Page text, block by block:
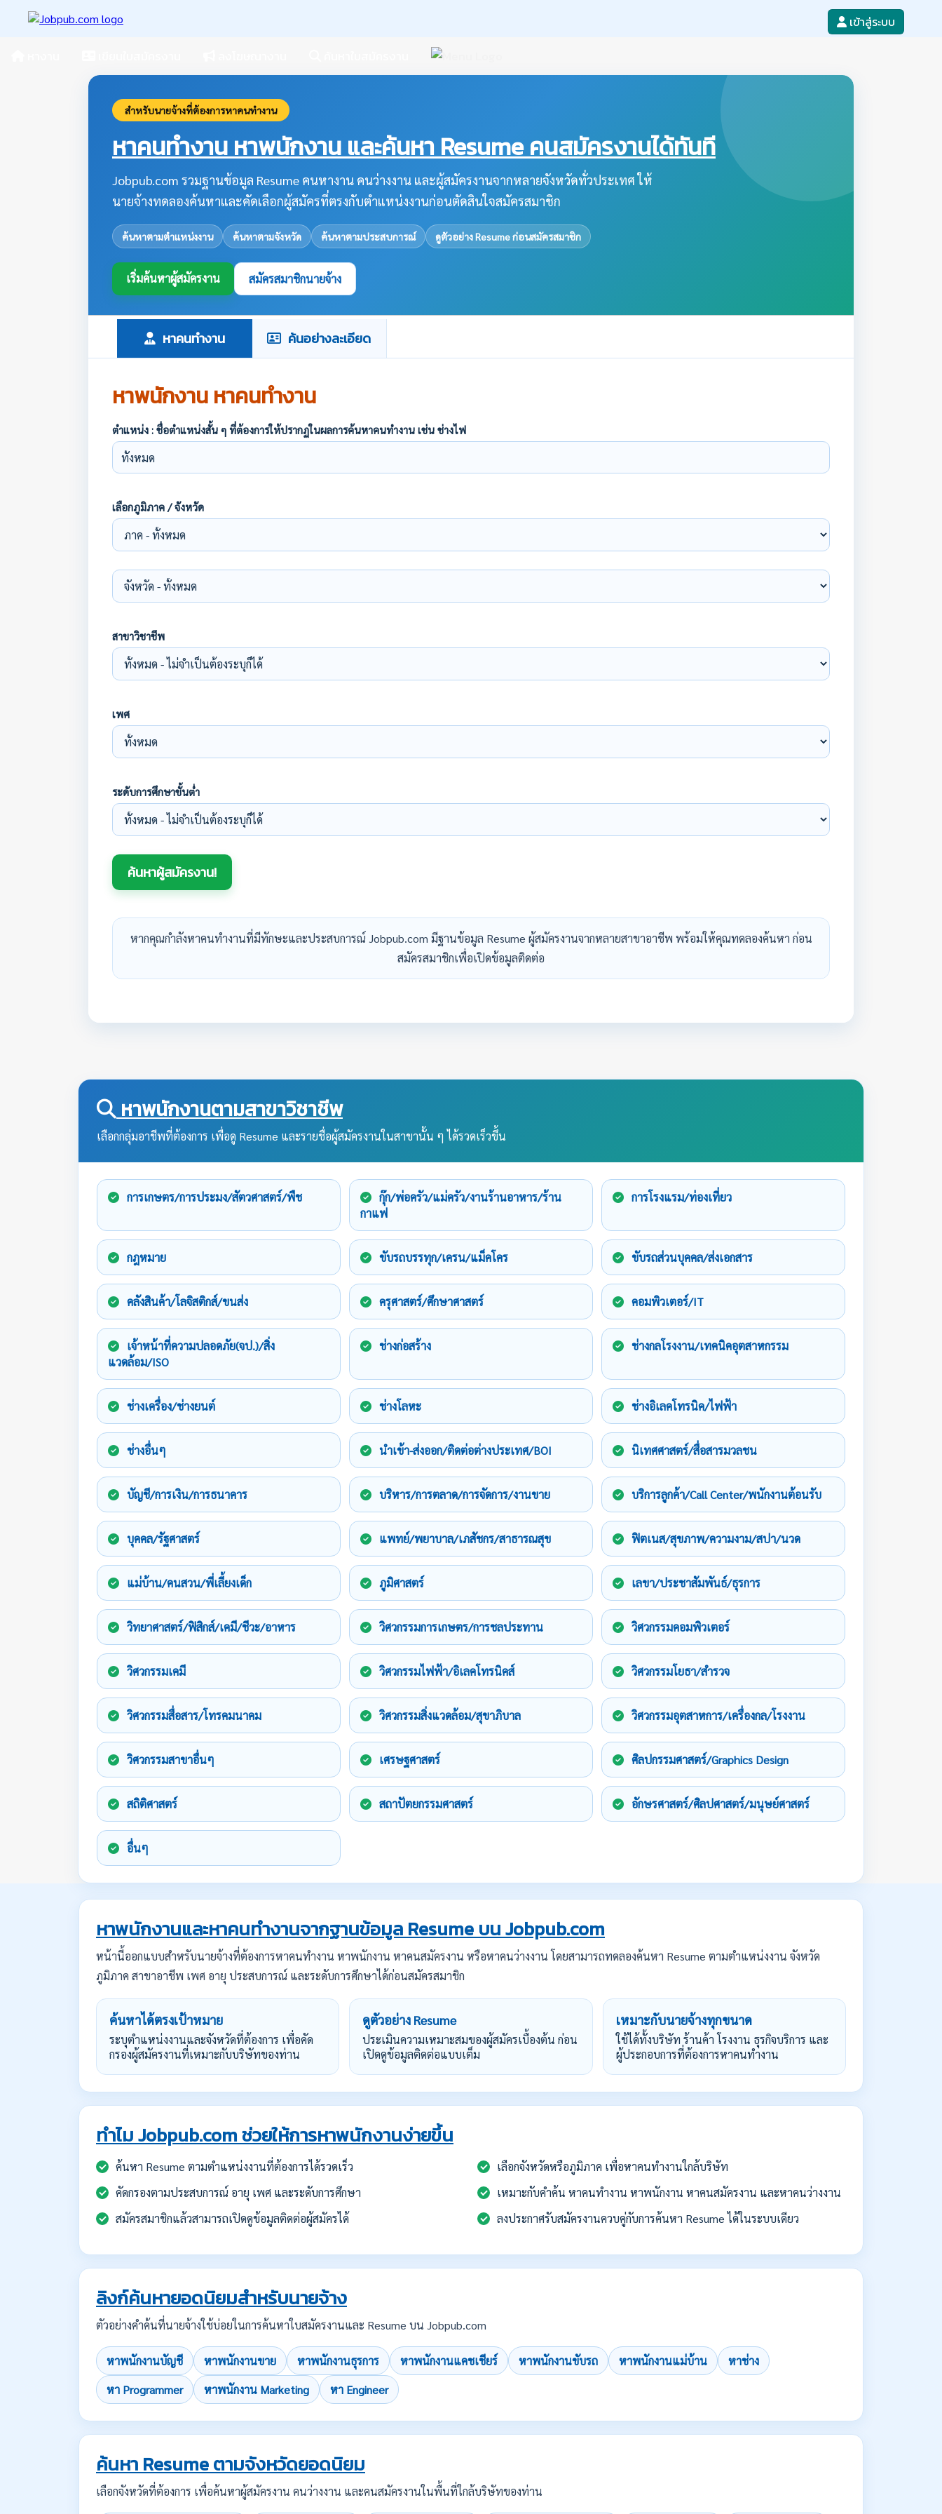
เข้าสู่ระบบ
สำหรับนายจ้างที่ต้องการหาคนทำงาน
หาคนทำงาน หาพนักงาน และค้นหา Resume คนสมัครงานได้ทันที
Jobpub.com รวมฐานข้อมูล Resume คนหางาน คนว่างงาน และผู้สมัครงานจากหลายจังหวัดทั่วประเทศ ให้
นายจ้างทดลองค้นหาและคัดเลือกผู้สมัครที่ตรงกับตำแหน่งงานก่อนตัดสินใจสมัครสมาชิก
ค้นหาตามตำแหน่งงาน ค้นหาตามจังหวัด ค้นหาตามประสบการณ์ ดูตัวอย่าง Resume ก่อนสมัครสมาชิก
เริ่มค้นหาผู้สมัครงาน สมัครสมาชิกนายจ้าง
หาคนทำงาน ค้นอย่างละเอียด
หาพนักงาน หาคนทำงาน
ตำแหน่ง : ชื่อตำแหน่งสั้น ๆ ที่ต้องการให้ปรากฏในผลการค้นหาคนทำงาน เช่น ช่างไฟ
เลือกภูมิภาค / จังหวัด
สาขาวิชาชีพ
เพศ
ระดับการศึกษาขั้นต่ำ
หากคุณกำลังหาคนทำงานที่มีทักษะและประสบการณ์ Jobpub.com มีฐานข้อมูล Resume ผู้สมัครงานจากหลายสาขาอาชีพ พร้อมให้คุณทดลองค้นหา ก่อน
สมัครสมาชิกเพื่อเปิดข้อมูลติดต่อ
หาพนักงานตามสาขาวิชาชีพ
เลือกกลุ่มอาชีพที่ต้องการ เพื่อดู Resume และรายชื่อผู้สมัครงานในสาขานั้น ๆ ได้รวดเร็วขึ้น
การเกษตร/การประมง/สัตวศาสตร์/พืช
กุ๊ก/พ่อครัว/แม่ครัว/งานร้านอาหาร/ร้าน
กาแฟ
การโรงแรม/ท่องเที่ยว
กฎหมาย ขับรถบรรทุก/เครน/แม็คโคร ขับรถส่วนบุคคล/ส่งเอกสาร
คลังสินค้า/โลจิสติกส์/ขนส่ง ครุศาสตร์/ศึกษาศาสตร์ คอมพิวเตอร์/IT
เจ้าหน้าที่ความปลอดภัย(จป.)/สิ่ง
แวดล้อม/ISO
ช่างก่อสร้าง ช่างกลโรงงาน/เทคนิคอุตสาหกรรม
ช่างเครื่อง/ช่างยนต์ ช่างโลหะ ช่างอิเลคโทรนิค/ไฟฟ้า
ช่างอื่นๆ นำเข้า-ส่งออก/ติดต่อต่างประเทศ/BOI นิเทศศาสตร์/สื่อสารมวลชน
บัญชี/การเงิน/การธนาคาร บริหาร/การตลาด/การจัดการ/งานขาย บริการลูกค้า/Call Center/พนักงานต้อนรับ
บุคคล/รัฐศาสตร์ แพทย์/พยาบาล/เภสัชกร/สาธารณสุข ฟิตเนส/สุขภาพ/ความงาม/สปา/นวด
แม่บ้าน/คนสวน/พี่เลี้ยงเด็ก ภูมิศาสตร์ เลขา/ประชาสัมพันธ์/ธุรการ
วิทยาศาสตร์/ฟิสิกส์/เคมี/ชีวะ/อาหาร วิศวกรรมการเกษตร/การชลประทาน วิศวกรรมคอมพิวเตอร์
วิศวกรรมเคมี วิศวกรรมไฟฟ้า/อิเลคโทรนิคส์ วิศวกรรมโยธา/สำรวจ
วิศวกรรมสื่อสาร/โทรคมนาคม วิศวกรรมสิ่งแวดล้อม/สุขาภิบาล วิศวกรรมอุตสาหการ/เครื่องกล/โรงงาน
วิศวกรรมสาขาอื่นๆ เศรษฐศาสตร์ ศิลปกรรมศาสตร์/Graphics Design
สถิติศาสตร์ สถาปัตยกรรมศาสตร์ อักษรศาสตร์/ศิลปศาสตร์/มนุษย์ศาสตร์
อื่นๆ
หาพนักงานและหาคนทำงานจากฐานข้อมูล Resume บน Jobpub.com
หน้านี้ออกแบบสำหรับนายจ้างที่ต้องการหาคนทำงาน หาพนักงาน หาคนสมัครงาน หรือหาคนว่างงาน โดยสามารถทดลองค้นหา Resume ตามตำแหน่งงาน จังหวัด
ภูมิภาค สาขาอาชีพ เพศ อายุ ประสบการณ์ และระดับการศึกษาได้ก่อนสมัครสมาชิก
ค้นหาได้ตรงเป้าหมาย
ระบุตำแหน่งงานและจังหวัดที่ต้องการ เพื่อคัด
กรองผู้สมัครงานที่เหมาะกับบริษัทของท่าน
ดูตัวอย่าง Resume
ประเมินความเหมาะสมของผู้สมัครเบื้องต้น ก่อน
เปิดดูข้อมูลติดต่อแบบเต็ม
เหมาะกับนายจ้างทุกขนาด
ใช้ได้ทั้งบริษัท ร้านค้า โรงงาน ธุรกิจบริการ และ
ผู้ประกอบการที่ต้องการหาคนทำงาน
ทำไม Jobpub.com ช่วยให้การหาพนักงานง่ายขึ้น
ค้นหา Resume ตามตำแหน่งงานที่ต้องการได้รวดเร็ว
เลือกจังหวัดหรือภูมิภาค เพื่อหาคนทำงานใกล้บริษัท
คัดกรองตามประสบการณ์ อายุ เพศ และระดับการศึกษา
เหมาะกับคำค้น หาคนทำงาน หาพนักงาน หาคนสมัครงาน และหาคนว่างงาน
สมัครสมาชิกแล้วสามารถเปิดดูข้อมูลติดต่อผู้สมัครได้
ลงประกาศรับสมัครงานควบคู่กับการค้นหา Resume ได้ในระบบเดียว
ลิงก์ค้นหายอดนิยมสำหรับนายจ้าง
ตัวอย่างคำค้นที่นายจ้างใช้บ่อยในการค้นหาใบสมัครงานและ Resume บน Jobpub.com
หาพนักงานบัญชี หาพนักงานขาย หาพนักงานธุรการ หาพนักงานแคชเชียร์ หาพนักงานขับรถ หาพนักงานแม่บ้าน
หาช่าง
หา Programmer
หาพนักงาน Marketing หา Engineer
ค้นหา Resume ตามจังหวัดยอดนิยม
เลือกจังหวัดที่ต้องการ เพื่อค้นหาผู้สมัครงาน คนว่างงาน และคนสมัครงานในพื้นที่ใกล้บริษัทของท่าน